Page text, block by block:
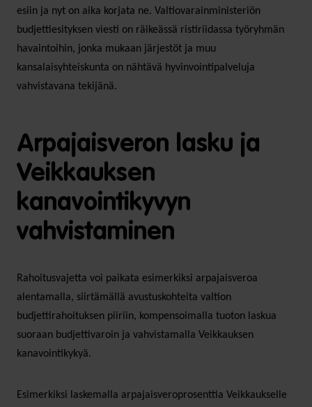
esiin ja nyt on aika korjata ne. Valtiovarainministeriön
budjettiesityksen viesti on räikeässä ristiriidassa työryhmän
havaintoihin, jonka mukaan järjestöt ja muu
kansalaisyhteiskunta on nähtävä hyvinvointipalveluja
vahvistavana tekijänä.
Arpajaisveron lasku ja
Veikkauksen
kanavointikyvyn
vahvistaminen
Rahoitusvajetta voi paikata esimerkiksi arpajaisveroa
alentamalla, siirtämällä avustuskohteita valtion
budjettirahoituksen piiriin, kompensoimalla tuoton laskua
suoraan budjettivaroin ja vahvistamalla Veikkauksen
kanavointikykyä.
Esimerkiksi laskemalla arpajaisveroprosenttia Veikkaukselle